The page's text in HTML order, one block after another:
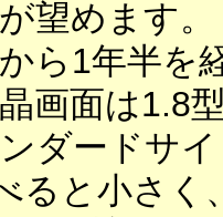
望めます。
ら1年半を
画面は1.8
ダードサイ
ると小さく